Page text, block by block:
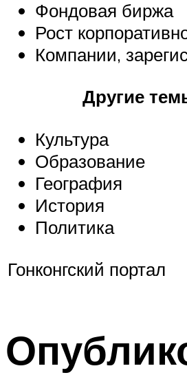
Фондовая биржа
Рост
Компании,
Другие
Культура
Образование
География
История
Политика
Гонконгский портал